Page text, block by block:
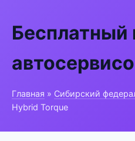
Бесплатный
Главная » Сибирский
Hybrid Torque